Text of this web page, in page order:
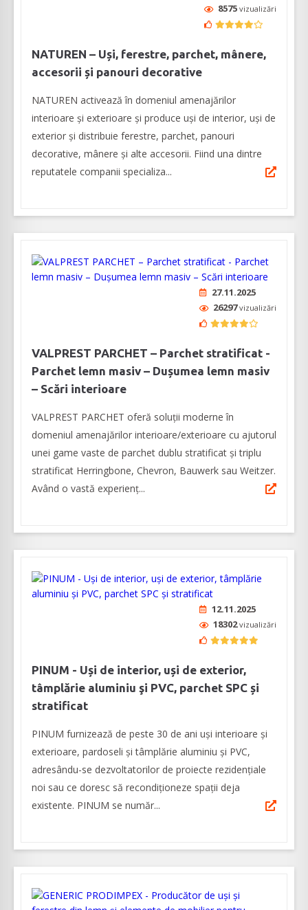
8575 vizualizări
NATUREN – Uși, ferestre, parchet, mânere,
accesorii și panouri decorative
NATUREN activează în domeniul amenajărilor
interioare şi exterioare şi produce uși de interior, uși de
exterior și distribuie ferestre, parchet, panouri
decorative, mânere și alte accesorii. Fiind una dintre
reputatele companii specializa...
27.11.2025
26297vizualizări
VALPREST PARCHET – Parchet stratificat -
Parchet lemn masiv – Dușumea lemn masiv
– Scări interioare
VALPREST PARCHET oferă soluții moderne în
domeniul amenajărilor interioare/exterioare cu ajutorul
unei game vaste de parchet dublu stratificat și triplu
stratificat Herringbone, Chevron, Bauwerk sau Weitzer.
Având o vastă experienţ...
12.11.2025
18302vizualizări
PINUM - Uși de interior, uși de exterior,
tâmplărie aluminiu şi PVC, parchet SPC și
stratificat
PINUM furnizează de peste 30 de ani uși interioare şi
exterioare, pardoseli şi tâmplărie aluminiu şi PVC,
adresându-se dezvoltatorilor de proiecte rezidențiale
noi sau ce doresc să recondiționeze spații deja
existente. PINUM se număr...